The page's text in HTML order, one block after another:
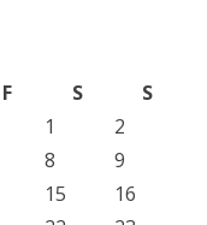
F S
S
1
2
8
9
15
16